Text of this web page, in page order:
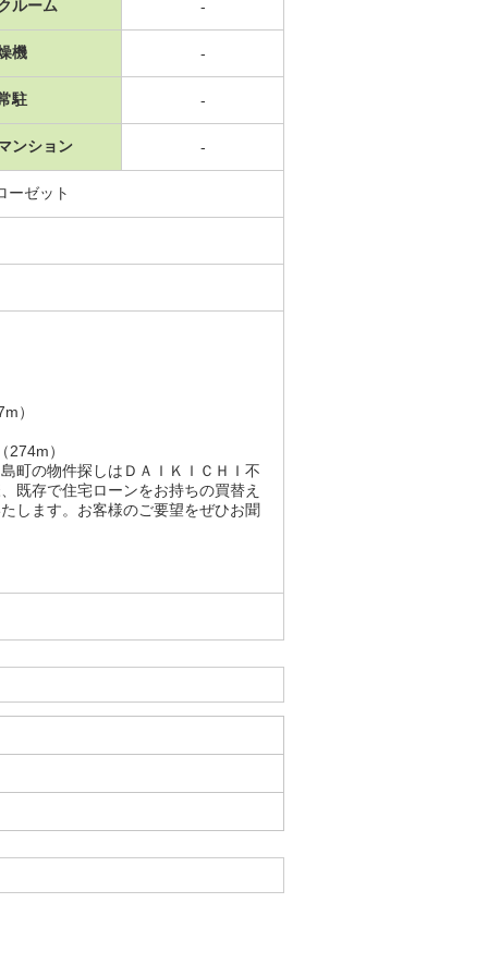
ルーム -
機 -
駐 -
ンション -
ーゼット
）
）
町の物件探しはＤＡＩＫＩＣＨＩ不
既存で住宅ローンをお持ちの買替え
します。お客様のご要望をぜひお聞